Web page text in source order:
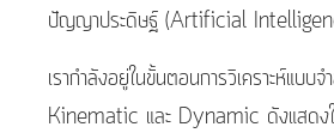
ปัญญาประดิษฐ์ (Artificial
เรากำลังอยู่ในขั้นตอนการวิเคราะห์แบบจ
Kinematic และ Dynamic ดังแสดง